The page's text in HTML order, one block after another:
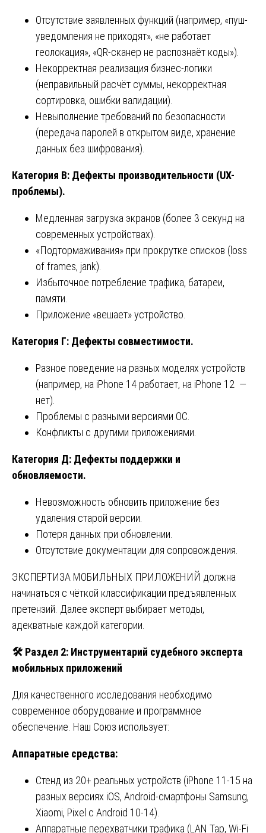
Отсутствие заявленных функций (например, «пуш-
уведомления не приходят», «не работает
геолокация», «QR-сканер не распознаёт коды»).
Некорректная реализация бизнес-логики
(неправильный расчёт суммы, некорректная
сортировка, ошибки валидации).
Невыполнение требований по безопасности
(передача паролей в открытом виде, хранение
данных без шифрования).
Категория В: Дефекты производительности (UX-
проблемы).
Медленная загрузка экранов (более 3 секунд на
современных устройствах).
«Подтормаживания» при прокрутке списков (loss
of frames, jank).
Избыточное потребление трафика, батареи,
памяти.
Приложение «вешает» устройство.
Категория Г: Дефекты совместимости.
Разное поведение на разных моделях устройств
(например, на iPhone 14 работает, на iPhone 12 —
нет).
Проблемы с разными версиями ОС.
Конфликты с другими приложениями.
Категория Д: Дефекты поддержки и
обновляемости.
Невозможность обновить приложение без
удаления старой версии.
Потеря данных при обновлении.
Отсутствие документации для сопровождения.
ЭКСПЕРТИЗА МОБИЛЬНЫХ ПРИЛОЖЕНИЙ должна
начинаться с чёткой классификации предъявленных
претензий. Далее эксперт выбирает методы,
адекватные каждой категории.
🛠️ Раздел 2: Инструментарий судебного эксперта
мобильных приложений
Для качественного исследования необходимо
современное оборудование и программное
обеспечение. Наш Союз использует:
Аппаратные средства:
Стенд из 20+ реальных устройств (iPhone 11-15 на
разных версиях iOS, Android-смартфоны Samsung,
Xiaomi, Pixel с Android 10-14).
Аппаратные перехватчики трафика (LAN Tap, Wi-Fi